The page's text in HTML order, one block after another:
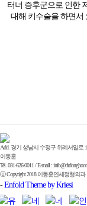
터너 증후군으로 인한
대해 키수술을 하면서
Add. 경기 성남시 수정구 위례서일로
이동훈
Tel. 031-626-0011 / E-mail :
ⓒ Copyright 2018 이동훈연세정형외과.
-Enfold Theme by Kriesi